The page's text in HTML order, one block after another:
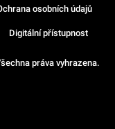
práva vyhrazena.
osobních údajů
Digitální přístupnost